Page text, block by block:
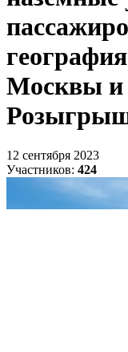
Москвы и
12 сентября 2023
Участников: 424